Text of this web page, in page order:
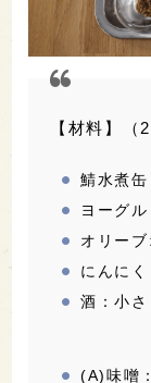
【材料】（
鯖水煮
ヨーグ
オリー
にんに
酒：小さ
(A)味噌